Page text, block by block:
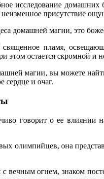
исследование домашних
присутствие
домашней магии, это
священное пламя,
этом остается скромной и
магии, вы можете
сердце и очаг.
говорит о ее влиянии
олимпийцев, она
с вечным огнем, знаком